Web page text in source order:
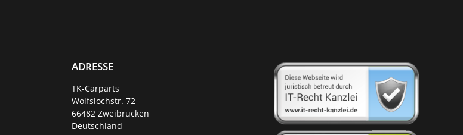
ADRESSE
TK-Carparts
Wolfslochstr. 72
66482 Zweibrücken
Deutschland